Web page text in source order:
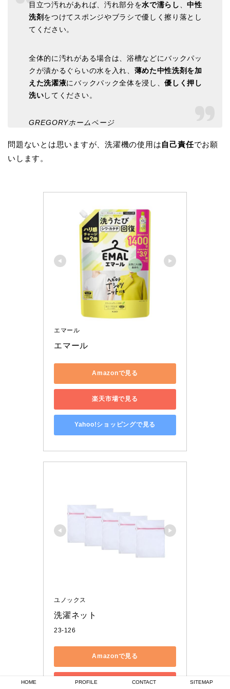
目立つ汚れがあれば、汚れ部分を水で濡らし 、中性
洗剤 をつけてスポンジやブラシで優しく擦り落とし
てください。
全体的に汚れがある場合は、浴槽などにバックパッ
クが漬かるぐらいの水を入れ、 薄めた中性洗剤を加
えた洗濯液にバックパック全体を浸し、優しく押し
洗い してください。
GREGORYホームページ
問題ないとは思いますが、洗濯機の使用は自己責任でお願
いします。
エマール
エマール
Amazonで見る
楽天市場で見る
Yahoo!ショッピングで見る
ユノックス
洗濯ネット
23-126
Amazonで見る
楽天市場で見る
HOME PROFILE CONTACT SITEMAP